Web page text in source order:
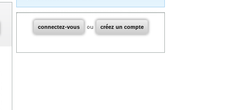
connectez-vous ou créez un compte